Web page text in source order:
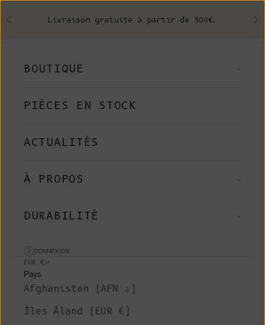
Précédent Livraison gratuite à partir de 300€.
BOUTIQUE
PIÈCES EN STOCK
ACTUALITÉS
À PROPOS
DURABILITÉ
CONNEXION
EUR €
Pays
Afghanistan (AFN ؋)
Îles Åland (EUR €)